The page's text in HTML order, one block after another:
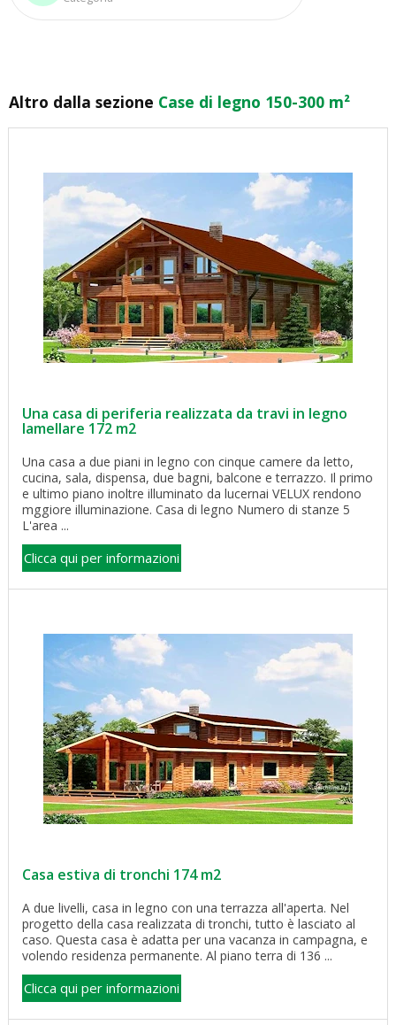
Altro dalla sezione Case di legno 150-300 m²
Una casa di periferia realizzata da travi in legno
lamellare 172 m2
Una casa a due piani in legno con cinque camere da letto,
cucina, sala, dispensa, due bagni, balcone e terrazzo. Il primo
e ultimo piano inoltre illuminato da lucernai VELUX rendono
mggiore illuminazione. Casa di legno Numero di stanze 5
L'area ...
Clicca qui per informazioni
Casa estiva di tronchi 174 m2
A due livelli, casa in legno con una terrazza all'aperta. Nel
progetto della casa realizzata di tronchi, tutto è lasciato al
caso. Questa casa è adatta per una vacanza in campagna, e
volendo residenza permanente. Al piano terra di 136 ...
Clicca qui per informazioni